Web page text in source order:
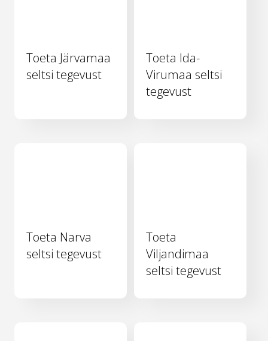
Toeta Järvamaa
seltsi tegevust
Toeta Ida-
Virumaa seltsi
tegevust
Toeta Narva
seltsi tegevust
Toeta
Viljandimaa
seltsi tegevust